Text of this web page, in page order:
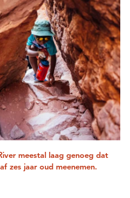
meestal laag genoeg dat
zes jaar oud meenemen.